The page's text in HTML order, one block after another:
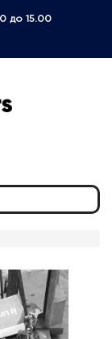
до 15.00